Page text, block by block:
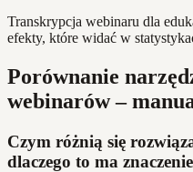
Transkrypcja webinaru dla
efekty, które widać w
Porównanie
webinarów –
Czym różnią się
dlaczego to ma